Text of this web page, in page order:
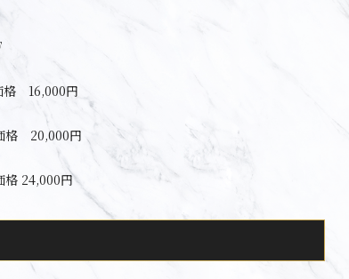
格 16,000円
格 20,000円
24,000円